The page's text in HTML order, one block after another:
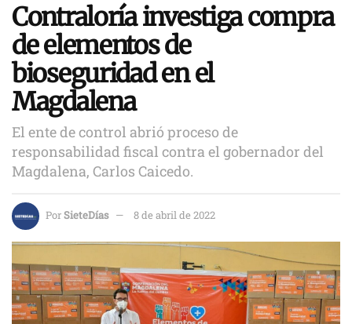
Contraloría investiga compra
de elementos de
bioseguridad en el
Magdalena
El ente de control abrió proceso de
responsabilidad fiscal contra el gobernador del
Magdalena, Carlos Caicedo.
PorSieteDías 8 de abril de 2022